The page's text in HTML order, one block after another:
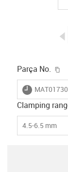
Parça No.
igus-icon-
Clamping
4.5-6.5 mm